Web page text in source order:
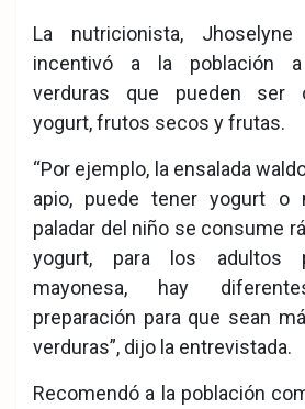
La nutricionista, Jhoselyne
incentivó a la población
verduras que pueden ser
yogurt, frutos secos y frutas.
“Por ejemplo, la ensalada
apio, puede tener yogurt o
paladar del niño se consume
yogurt, para los adultos
mayonesa, hay
preparación para que sean
verduras”, dijo la entrevistada.
Recomendó a la población